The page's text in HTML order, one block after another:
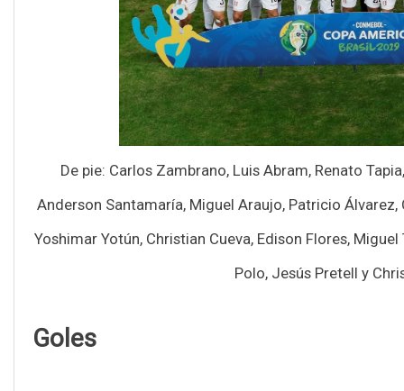
De pie: Carlos Zambrano, Luis Abram, Renato
Anderson Santamaría, Miguel Araujo, Patricio
Yoshimar Yotún, Christian Cueva, Edison Flores,
Polo, Jesús Pretell y
Goles